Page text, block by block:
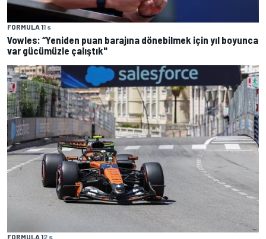
FORMULA 11 s
Vowles: “Yeniden puan barajına dönebilmek için yıl boyunca
var gücümüzle çalıştık"
FORMULA 12 s